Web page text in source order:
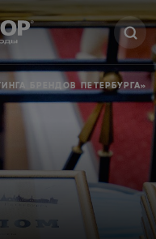
БРЕНДОВ ПЕТЕРБУРГА»